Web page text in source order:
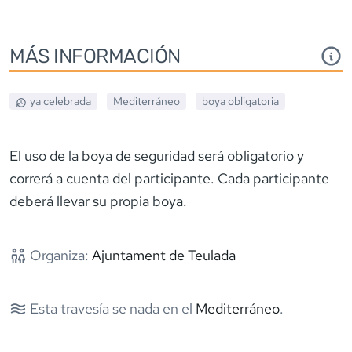
MÁS INFORMACIÓN
ya celebrada Mediterráneo boya obligatoria
El uso de la boya de seguridad será obligatorio y
correrá a cuenta del participante. Cada participante
deberá llevar su propia boya.
Organiza: Ajuntament de Teulada
Esta travesía se nada en el Mediterráneo.